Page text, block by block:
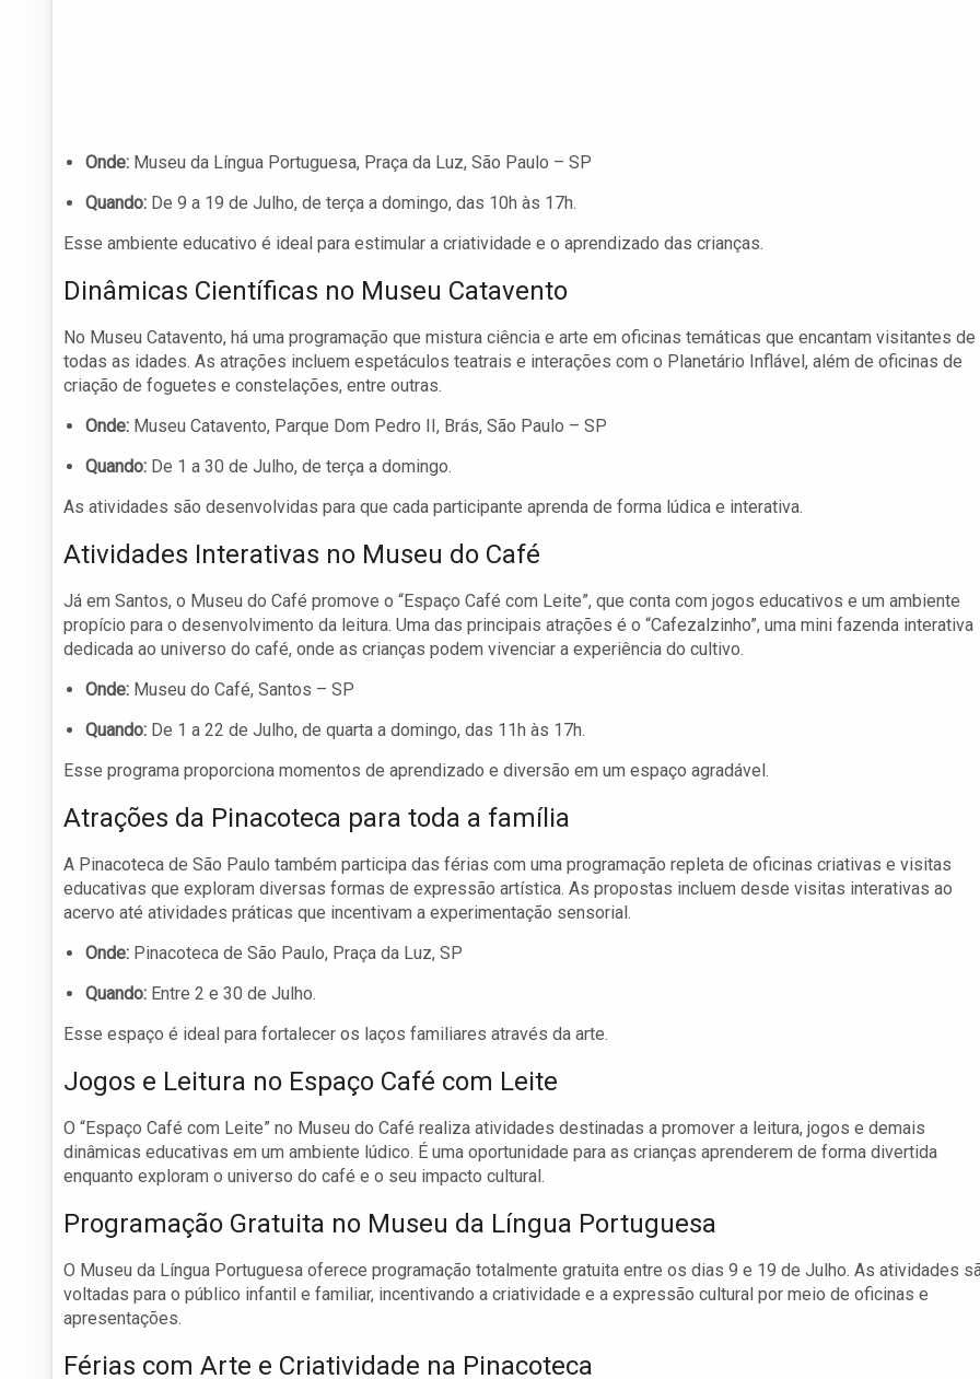
Onde: Museu da Língua Portuguesa, Praça da Luz, São Paulo – SP
Quando: De 9 a 19 de Julho, de terça a domingo, das 10h às 17h.
Esse ambiente educativo é ideal para estimular a criatividade e o aprendizado das crianças.
Dinâmicas Científicas no Museu Catavento
No Museu Catavento, há uma programação que mistura ciência e arte em oficinas temáticas que encantam visitantes de
todas as idades. As atrações incluem espetáculos teatrais e interações com o Planetário Inflável, além de oficinas de
criação de foguetes e constelações, entre outras.
Onde: Museu Catavento, Parque Dom Pedro II, Brás, São Paulo – SP
Quando: De 1 a 30 de Julho, de terça a domingo.
As atividades são desenvolvidas para que cada participante aprenda de forma lúdica e interativa.
Atividades Interativas no Museu do Café
Já em Santos, o Museu do Café promove o “Espaço Café com Leite”, que conta com jogos educativos e um ambiente
propício para o desenvolvimento da leitura. Uma das principais atrações é o “Cafezalzinho”, uma mini fazenda interativa
dedicada ao universo do café, onde as crianças podem vivenciar a experiência do cultivo.
Onde: Museu do Café, Santos – SP
Quando: De 1 a 22 de Julho, de quarta a domingo, das 11h às 17h.
Esse programa proporciona momentos de aprendizado e diversão em um espaço agradável.
Atrações da Pinacoteca para toda a família
A Pinacoteca de São Paulo também participa das férias com uma programação repleta de oficinas criativas e visitas
educativas que exploram diversas formas de expressão artística. As propostas incluem desde visitas interativas ao
acervo até atividades práticas que incentivam a experimentação sensorial.
Onde: Pinacoteca de São Paulo, Praça da Luz, SP
Quando: Entre 2 e 30 de Julho.
Esse espaço é ideal para fortalecer os laços familiares através da arte.
Jogos e Leitura no Espaço Café com Leite
O “Espaço Café com Leite” no Museu do Café realiza atividades destinadas a promover a leitura, jogos e demais
dinâmicas educativas em um ambiente lúdico. É uma oportunidade para as crianças aprenderem de forma divertida
enquanto exploram o universo do café e o seu impacto cultural.
Programação Gratuita no Museu da Língua Portuguesa
O Museu da Língua Portuguesa oferece programação totalmente gratuita entre os dias 9 e 19 de Julho. As atividades
voltadas para o público infantil e familiar, incentivando a criatividade e a expressão cultural por meio de oficinas e
apresentações.
Férias com Arte e Criatividade na Pinacoteca